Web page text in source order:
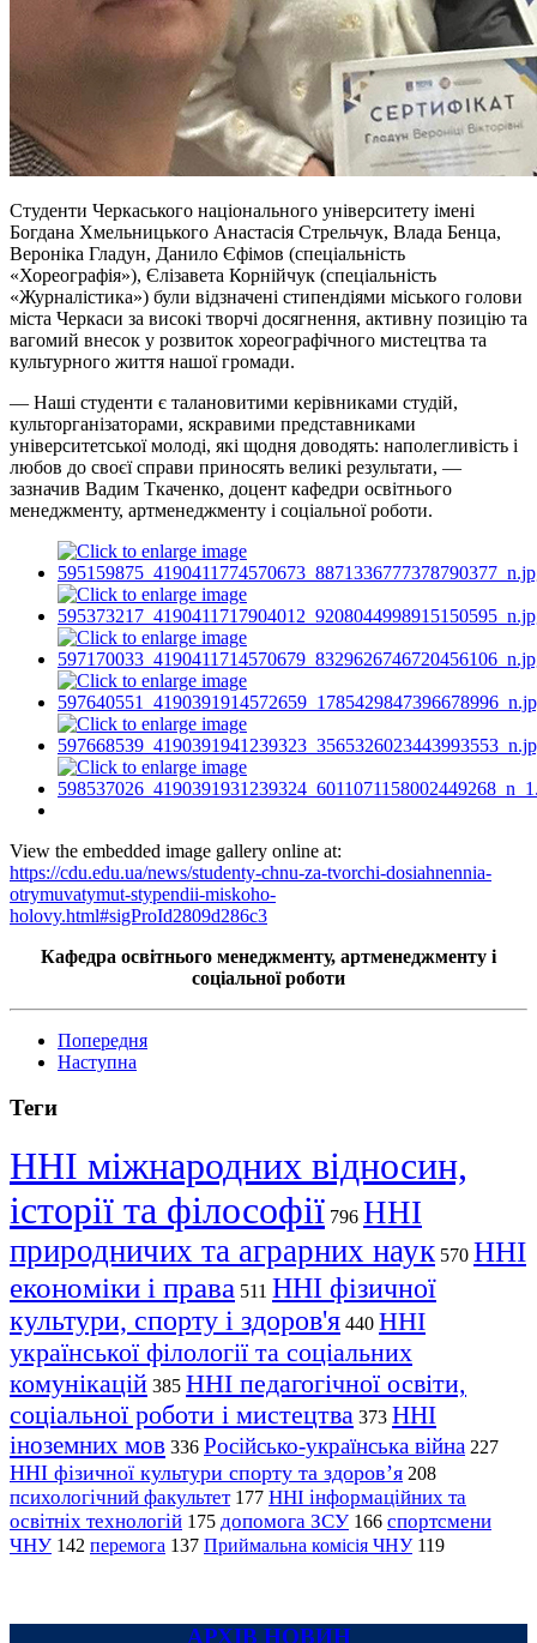
Студенти Черкаського національного університету імені
Богдана Хмельницького Анастасія Стрельчук, Влада Бенца,
Вероніка Гладун, Данило Єфімов (спеціальність
«Хореографія»), Єлізавета Корнійчук (спеціальність
«Журналістика») були відзначені стипендіями міського голови
міста Черкаси за високі творчі досягнення, активну позицію та
вагомий внесок у розвиток хореографічного мистецтва та
культурного життя нашої громади.
— Наші студенти є талановитими керівниками студій,
культорганізаторами, яскравими представниками
університетської молоді, які щодня доводять: наполегливість і
любов до своєї справи приносять великі результати, —
зазначив Вадим Ткаченко, доцент кафедри освітнього
менеджменту, артменеджменту і соціальної роботи.
View the embedded image gallery online at:
https://cdu.edu.ua/news/studenty-chnu-za-tvorchi-dosiahnennia-
otrymuvatymut-stypendii-miskoho-
holovy.html#sigProId2809d286c3
Кафедра освітнього менеджменту, артменеджменту і
соціальної роботи
Попередня
Наступна
Теги
ННІ міжнародних відносин,
історії та філософії 796 ННІ
природничих та аграрних наук 570 ННІ
економіки і права 511 ННІ фізичної
культури, спорту і здоров'я 440 ННІ
української філології та соціальних
комунікацій 385 ННІ педагогічної освіти,
соціальної роботи і мистецтва 373 ННІ
іноземних мов 336 Російсько-українська війна 227
ННІ фізичної культури спорту та здоров’я 208
психологічний факультет 177 ННІ інформаційних та
освітніх технологій 175 допомога ЗСУ 166 спортсмени
ЧНУ 142 перемога 137 Приймальна комісія ЧНУ 119
АРХІВ НОВИН